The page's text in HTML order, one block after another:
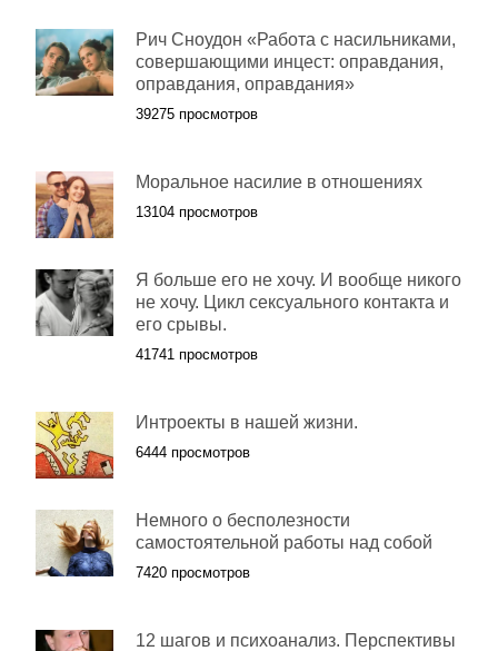
Рич Сноудон «Работа с насильниками,
совершающими инцест: оправдания,
оправдания, оправдания»
39275 просмотров
Моральное насилие в отношениях
13104 просмотров
Я больше его не хочу. И вообще никого
не хочу. Цикл сексуального контакта и
его срывы.
41741 просмотров
Интроекты в нашей жизни.
6444 просмотров
Немного о бесполезности
самостоятельной работы над собой
7420 просмотров
12 шагов и психоанализ. Перспективы